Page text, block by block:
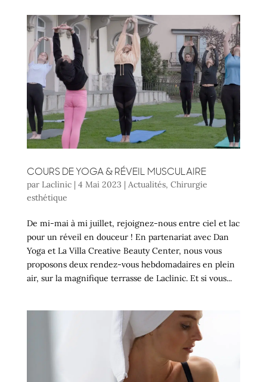
COURS DE YOGA & RÉVEIL MUSCULAIRE
par Laclinic| 4 Mai 2023 | Actualités, Chirurgie
esthétique
De mi-mai à mi juillet, rejoignez-nous entre ciel et lac
pour un réveil en douceur ! En partenariat avec Dan
Yoga et La Villa Creative Beauty Center, nous vous
proposons deux rendez-vous hebdomadaires en plein
air, sur la magnifique terrasse de Laclinic. Et si vous...